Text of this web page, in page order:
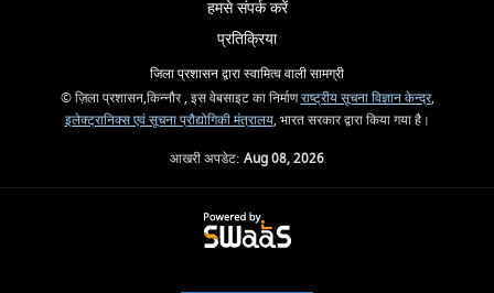
हमसे संपर्क करें
प्रतिक्रिया
जिला प्रशासन द्वारा स्वामित्व वाली सामग्री
© ज़िला प्रशासन,किन्नौर , इस वेबसाइट का निर्माणराष्ट्रीय सूचना विज्ञान केन्द्र,
इलेक्ट्रानिक्स एवं सूचना प्रौद्योगिकी मंत्रालय, भारत सरकार द्वारा किया गया है।
आखरी अपडेट: Aug 08, 2026